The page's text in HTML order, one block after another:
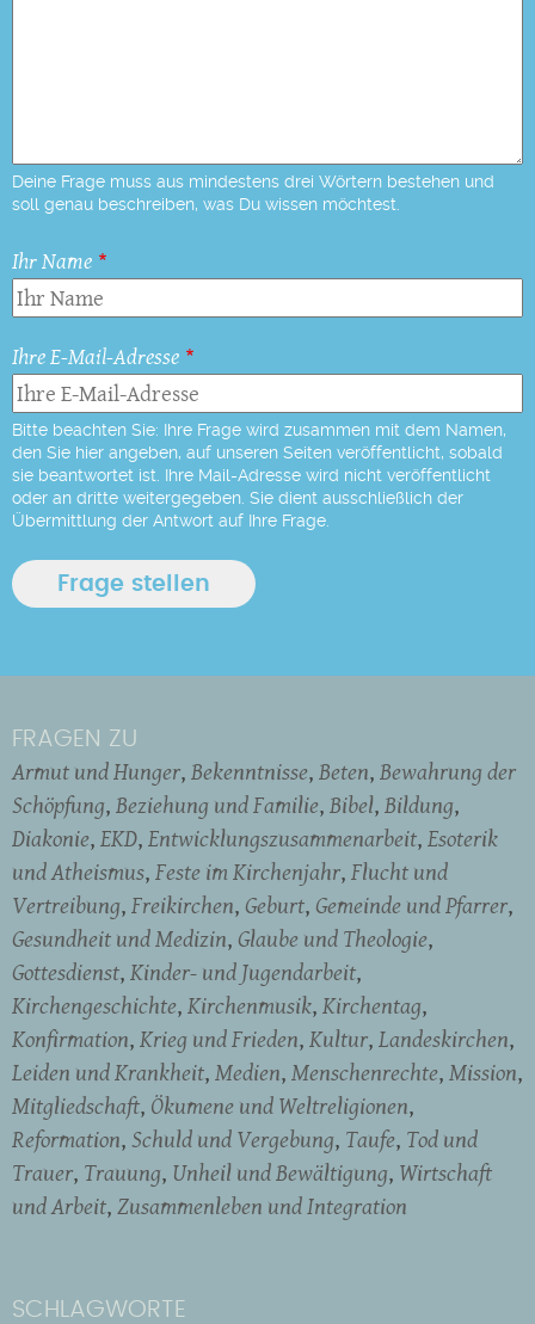
Deine Frage muss aus mindestens drei Wörtern bestehen und
soll genau beschreiben, was Du wissen möchtest.
Ihr Name
Ihre E-Mail-Adresse
Bitte beachten Sie: Ihre Frage wird zusammen mit dem Namen,
den Sie hier angeben, auf unseren Seiten veröffentlicht, sobald
sie beantwortet ist. Ihre Mail-Adresse wird nicht veröffentlicht
oder an dritte weitergegeben. Sie dient ausschließlich der
Übermittlung der Antwort auf Ihre Frage.
FRAGEN ZU
Armut und Hunger Bekenntnisse Beten Bewahrung der
Schöpfung Beziehung und Familie Bibel Bildung
Diakonie EKD Entwicklungszusammenarbeit Esoterik
und Atheismus Feste im Kirchenjahr Flucht und
Vertreibung Freikirchen Geburt Gemeinde und Pfarrer
Gesundheit und Medizin Glaube und Theologie
Gottesdienst Kinder- und Jugendarbeit
Kirchengeschichte Kirchenmusik Kirchentag
Konfirmation Krieg und Frieden Kultur Landeskirchen
Leiden und Krankheit Medien Menschenrechte Mission
Mitgliedschaft Ökumene und Weltreligionen
Reformation Schuld und Vergebung Taufe Tod und
Trauer Trauung Unheil und Bewältigung Wirtschaft
und Arbeit Zusammenleben und Integration
SCHLAGWORTE